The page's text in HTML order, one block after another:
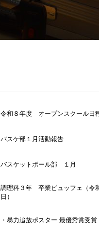
令和８年度 オープンスクール日
バスケ部１月活動報告
バスケットボール部 １月
調理科３年 卒業ビュッフェ（令
日）
・暴力追放ポスター 最優秀賞受賞